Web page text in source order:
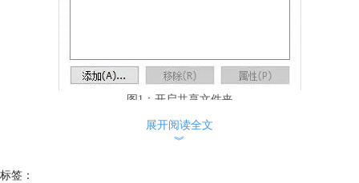
图1：开启共享文件夹
2、然后将安装文件放在本地电脑的共享文件夹中，此时打开虚拟机
展开阅读全文
︾
标签：